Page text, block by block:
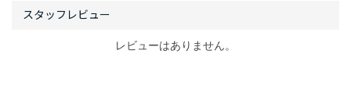
レビューはありません。